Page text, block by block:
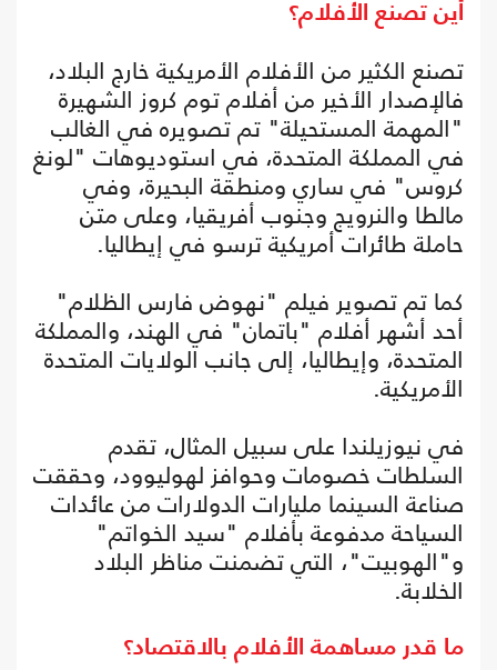
أين تصنع الأفلام؟
تصنع الكثير من الأفلام الأمريكية خارج البلاد،
فالإصدار الأخير من أفلام توم كروز الشهيرة
"المهمة المستحيلة" تم تصويره في الغالب
في المملكة المتحدة، في استوديوهات "لونغ
كروس" في ساري ومنطقة البحيرة، وفي
مالطا والنرويج وجنوب أفريقيا، وعلى متن
حاملة طائرات أمريكية ترسو في إيطاليا.
كما تم تصوير فيلم "نهوض فارس الظلام"
أحد أشهر أفلام "باتمان" في الهند، والمملكة
المتحدة، وإيطاليا، إلى جانب الولايات المتحدة
الأمريكية.
في نيوزيلندا على سبيل المثال، تقدم
السلطات خصومات وحوافز لهوليوود، وحققت
صناعة السينما مليارات الدولارات من عائدات
السياحة مدفوعة بأفلام "سيد الخواتم"
و"الهوبيت"، التي تضمنت مناظر البلاد
الخلابة.
ما قدر مساهمة الأفلام بالاقتصاد؟